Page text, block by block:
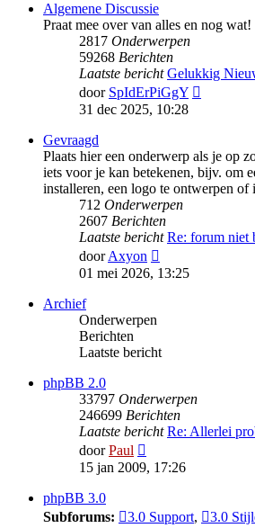
Algemene Discussie
Praat mee over van alles en nog wat!
2817 Onderwerpen
59268 Berichten
Laatste bericht Gelukkig
door SpIdErPiGgY
31 dec 2025, 10:28
Gevraagd
Plaats hier een onderwerp als je op
iets voor je kan betekenen, bijv. om
installeren, een logo te ontwerpen of
712 Onderwerpen
2607 Berichten
Laatste bericht Re: forum niet
doorAxyon
laatste
01 mei 2026, 13:25
Archief
Onderwerpen
Berichten
Laatste bericht
phpBB 2.0
33797 Onderwerpen
246699 Berichten
Laatste bericht Re: Allerlei
doorPaul
laatste
bericht
15 jan 2009, 17:26
phpBB 3.0
Subforums:
3.0 Support, 3.0